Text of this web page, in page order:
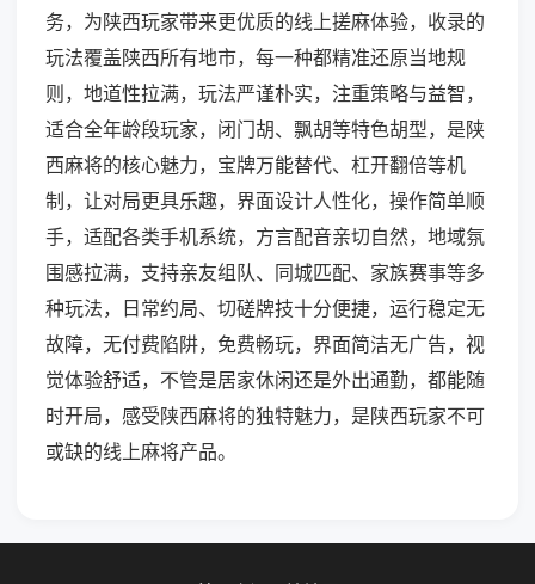
务，为陕西玩家带来更优质的线上搓麻体验，收录的
玩法覆盖陕西所有地市，每一种都精准还原当地规
则，地道性拉满，玩法严谨朴实，注重策略与益智，
适合全年龄段玩家，闭门胡、飘胡等特色胡型，是陕
西麻将的核心魅力，宝牌万能替代、杠开翻倍等机
制，让对局更具乐趣，界面设计人性化，操作简单顺
手，适配各类手机系统，方言配音亲切自然，地域氛
围感拉满，支持亲友组队、同城匹配、家族赛事等多
种玩法，日常约局、切磋牌技十分便捷，运行稳定无
故障，无付费陷阱，免费畅玩，界面简洁无广告，视
觉体验舒适，不管是居家休闲还是外出通勤，都能随
时开局，感受陕西麻将的独特魅力，是陕西玩家不可
或缺的线上麻将产品。